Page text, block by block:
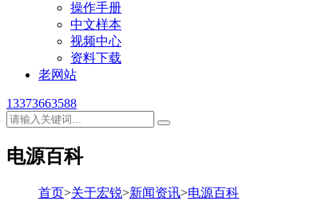
操作手册
中文样本
视频中心
资料下载
老网站
13373663588
电源百科
首页>关于宏锐>新闻资讯>电源百科